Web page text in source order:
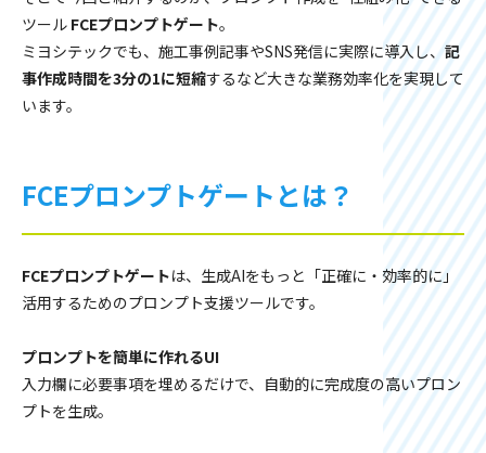
ツール FCEプロンプトゲート。
ミヨシテックでも、施工事例記事やSNS発信に実際に導入し、記
事作成時間を3分の1に短縮するなど大きな業務効率化を実現して
います。
FCEプロンプトゲートとは？
FCEプロンプトゲートは、生成AIをもっと「正確に・効率的に」
活用するためのプロンプト支援ツールです。
プロンプトを簡単に作れるUI
入力欄に必要事項を埋めるだけで、自動的に完成度の高いプロン
プトを生成。